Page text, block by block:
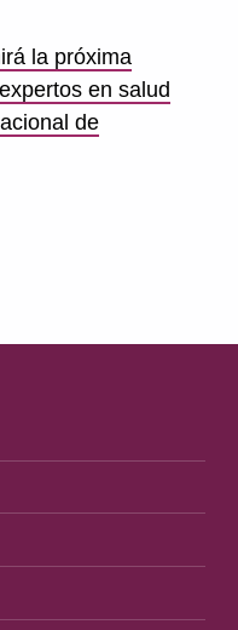
la próxima
en salud
de